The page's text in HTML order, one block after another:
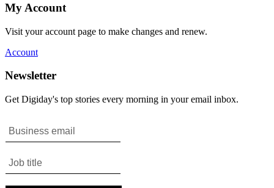
My Account
Visit your account page to make changes and renew.
Account
Newsletter
Get Digiday's top stories every morning in your email inbox.